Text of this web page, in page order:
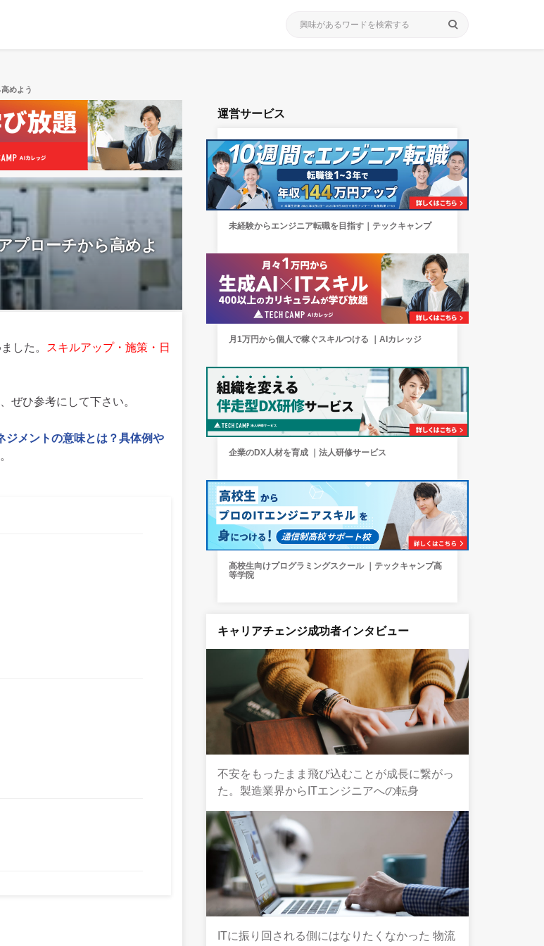
search
めよう
プローチから高めよ
した。
スキルアップ・施策・日
ぜひ参考にして下さい。
ジメントの意味とは？具体例や
運営サービス
未経験からエンジニア転職を目指す｜テックキャンプ
月1万円から個人で稼ぐスキルつける ｜AIカレッジ
企業のDX人材を育成 ｜法人研修サービス
高校生向けプログラミングスクール ｜テックキャンプ高
等学院
キャリアチェンジ成功者インタビュー
不安をもったまま飛び込むことが成長に繋がっ
た。製造業界からITエンジニアへの転身
ITに振り回される側にはなりたくなかった 物流